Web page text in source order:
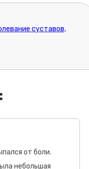
суставов,
от боли.
небольшая